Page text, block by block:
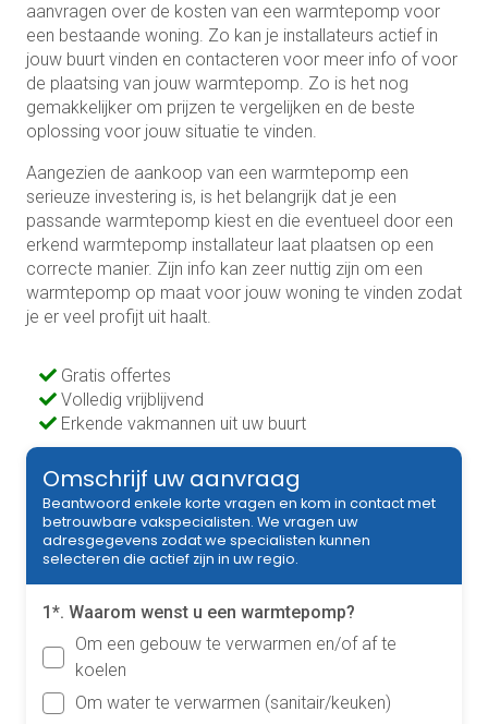
aanvragen over de kosten van een warmtepomp voor
een bestaande woning. Zo kan je installateurs actief in
jouw buurt vinden en contacteren voor meer info of voor
de plaatsing van jouw warmtepomp. Zo is het nog
gemakkelijker om prijzen te vergelijken en de beste
oplossing voor jouw situatie te vinden.
Aangezien de aankoop van een warmtepomp een
serieuze investering is, is het belangrijk dat je een
passande warmtepomp kiest en die eventueel door een
erkend warmtepomp installateur laat plaatsen op een
correcte manier. Zijn info kan zeer nuttig zijn om een
warmtepomp op maat voor jouw woning te vinden zodat
je er veel profijt uit haalt.
Gratis offertes
Volledig vrijblijvend
Erkende vakmannen uit uw buurt
Omschrijf uw aanvraag
Beantwoord enkele korte vragen en kom in contact met
betrouwbare vakspecialisten. We vragen uw
adresgegevens zodat we specialisten kunnen
selecteren die actief zijn in uw regio.
1*. Waarom wenst u een warmtepomp?
Om een gebouw te verwarmen en/of af te
koelen
Om water te verwarmen (sanitair/keuken)